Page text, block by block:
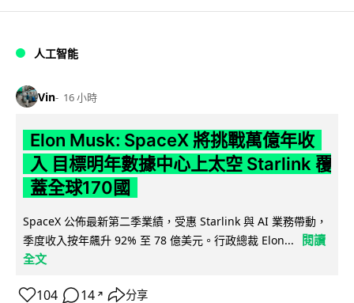
人工智能
Vin 16 小時
Elon Musk: SpaceX 將挑戰萬億年收
入 目標明年數據中心上太空 Starlink 覆
蓋全球170國
SpaceX 公佈最新第二季業績，受惠 Starlink 與 AI 業務帶動，
季度收入按年飆升 92% 至 78 億美元。行政總裁 Elon...
閱讀
全文
104 14 ↗ 分享